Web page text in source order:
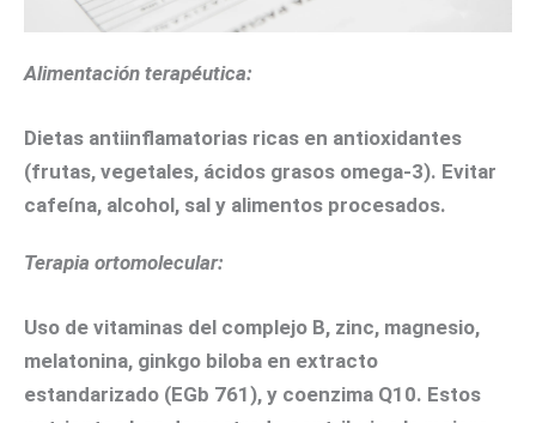
Alimentación terapéutica:
Dietas antiinflamatorias ricas en antioxidantes
(frutas, vegetales, ácidos grasos omega-3). Evitar
cafeína, alcohol, sal y alimentos procesados.
Terapia ortomolecular:
Uso de vitaminas del complejo B, zinc, magnesio,
melatonina, ginkgo biloba en extracto
estandarizado (EGb 761), y coenzima Q10. Estos